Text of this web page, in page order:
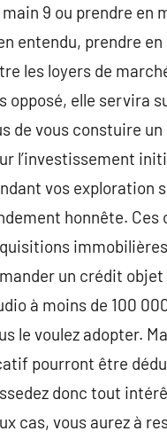
main 9 ou prendre en
entendu, prendre
les loyers de
opposé, elle servira
de vous constuire
l’investissement
vos exploration
honnête.
un crédit
à moins de 100
le voulez adopter.
pourront être
donc tout
cas, vous aurez à